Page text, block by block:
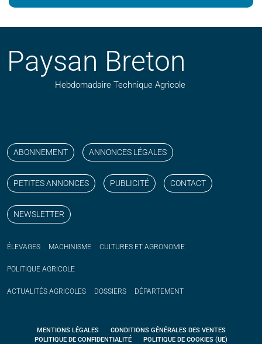
Paysan Breton
Hebdomadaire Technique Agricole
ABONNEMENT ANNONCES LÉGALES
PETITES ANNONCES PUBLICITÉ CONTACT
NEWSLETTER
ÉLEVAGES MACHINISME CULTURES ET AGRONOMIE
POLITIQUE AGRICOLE
ACTUALITÉS AGRICOLES DOSSIERS DÉPARTEMENT
MENTIONS LÉGALES
CONDITIONS GÉNÉRALES DES VENTES
POLITIQUE DE CONFIDENTIALITÉ
POLITIQUE DE COOKIES (UE)